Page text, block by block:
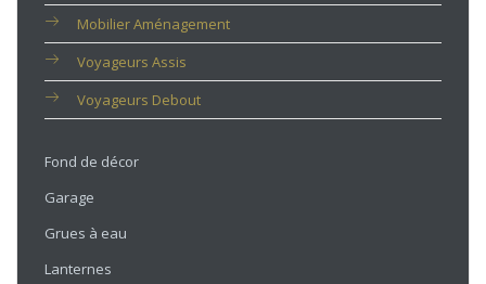
Mobilier Aménagement
Voyageurs Assis
Voyageurs Debout
Fond de décor
Garage
Grues à eau
Lanternes